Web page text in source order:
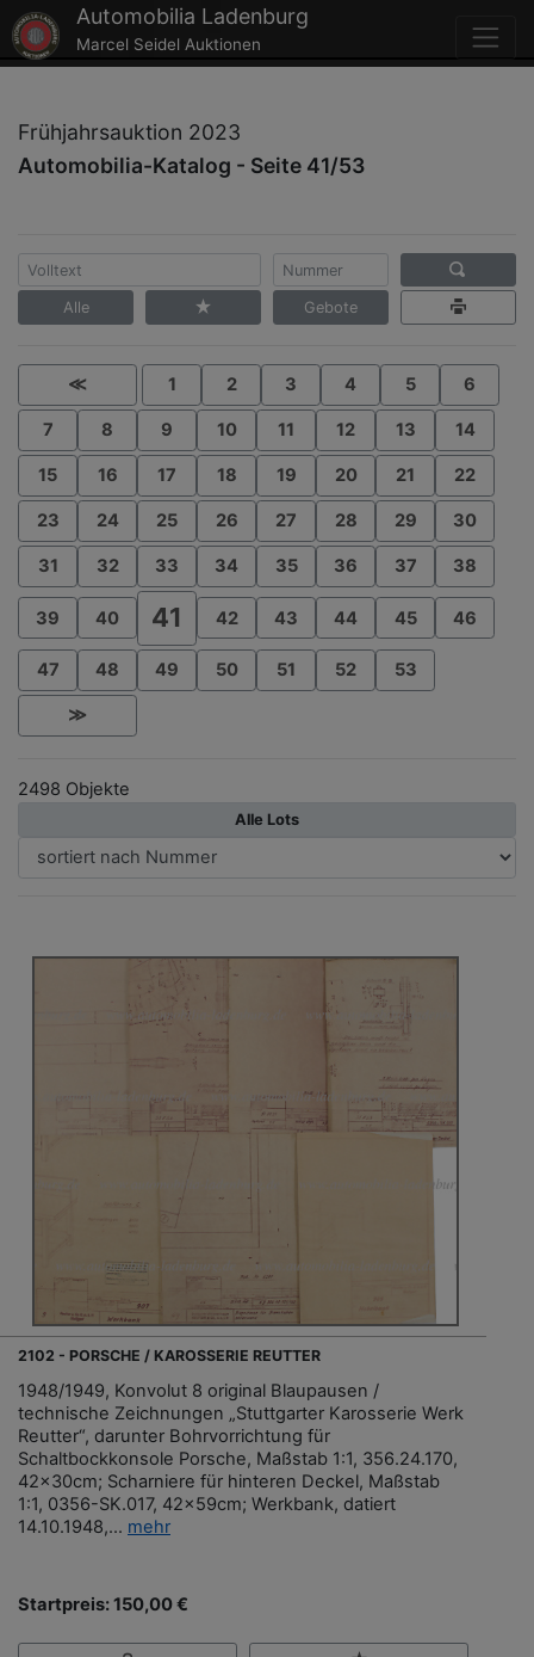
Automobilia Ladenburg
Marcel Seidel Auktionen
Frühjahrsauktion 2023
Automobilia-Katalog - Seite 41/53
Alle Gebote
≪ 1 2 3 4 5 6
7 8 9 10 11 12 13 14
15 16 17 18 19 20 21 22
23 24 25 26 27 28 29 30
31 32 33 34 35 36 37 38
39 40 41 42 43 44 45 46
47 48 49 50 51 52 53
≫
2498 Objekte
Alle Lots
2102 - PORSCHE / KAROSSERIE REUTTER
1948/1949, Konvolut 8 original Blaupausen /
technische Zeichnungen „Stuttgarter Karosserie Werk
Reutter“, darunter Bohrvorrichtung für
Schaltbockkonsole Porsche, Maßstab 1:1, 356.24.170,
42x30cm; Scharniere für hinteren Deckel, Maßstab
1:1, 0356-SK.017, 42x59cm; Werkbank, datiert
14.10.1948,... mehr
Startpreis: 150,00 €